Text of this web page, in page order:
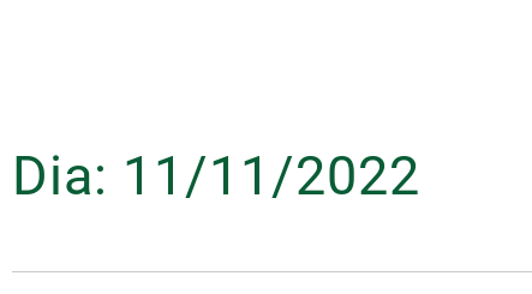
Dia: 11/11/2022